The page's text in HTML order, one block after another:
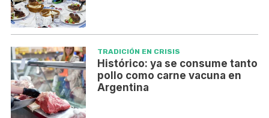
TRADICIÓN EN CRISIS
Histórico: ya se consume tanto
pollo como carne vacuna en
Argentina